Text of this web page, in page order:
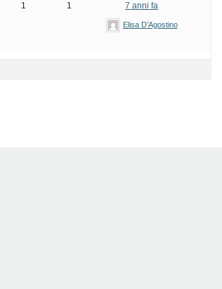
1 1 7 anni fa
Elisa D’Agostino